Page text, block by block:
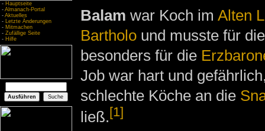
- Hauptseite
- Almanach-Portal
- Aktuelles
- Letzte Änderungen
- Mitmachen
- Zufällige Seite
- Hilfe
Balam war Koch im Alten
Bartholound musste für
besonders für die
Job war hart und
schlechte Köche an die
ließ. [1]